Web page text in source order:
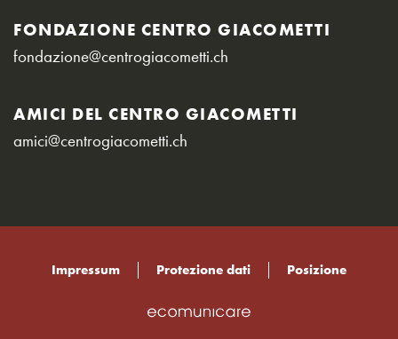
FONDAZIONE CENTRO GIACOMETTI
fondazione@centrogiacometti.ch
AMICI DEL CENTRO GIACOMETTI
amici@centrogiacometti.ch
Impressum Protezione dati Posizione